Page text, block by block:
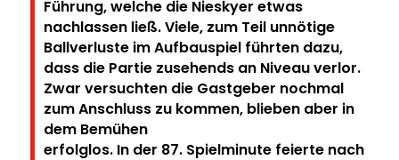
Führung, welche die Nieskyer etwas
nachlassen ließ. Viele, zum Teil unnötige
Ballverluste im Aufbauspiel führten dazu,
dass die Partie zusehends an Niveau verlor.
Zwar versuchten die Gastgeber nochmal
zum Anschluss zu kommen, blieben aber in
dem Bemühen
erfolglos. In der 87. Spielminute feierte nach